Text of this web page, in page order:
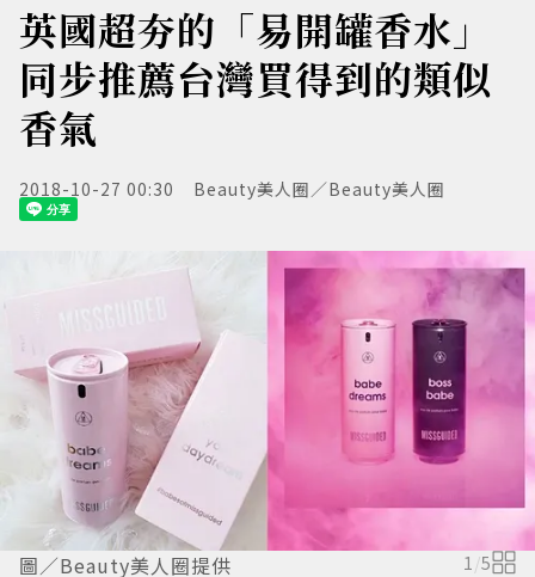
英國超夯的「易開罐香水」
同步推薦台灣買得到的類似
香氣
2018-10-27 00:30 Beauty美人圈／Beauty美人圈
圖／Beauty美人圈提供 1/5